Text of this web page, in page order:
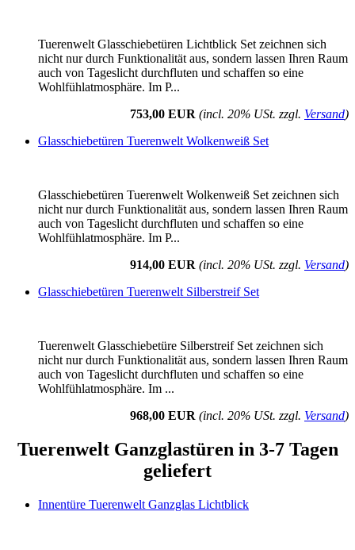
Tuerenwelt Glasschiebetüren Lichtblick Set zeichnen sich
nicht nur durch Funktionalität aus, sondern lassen Ihren Raum
auch von Tageslicht durchfluten und schaffen so eine
Wohlfühlatmosphäre. Im P...
753,00 EUR (incl. 20% USt. zzgl. Versand)
Glasschiebetüren Tuerenwelt Wolkenweiß Set
Glasschiebetüren Tuerenwelt Wolkenweiß Set zeichnen sich
nicht nur durch Funktionalität aus, sondern lassen Ihren Raum
auch von Tageslicht durchfluten und schaffen so eine
Wohlfühlatmosphäre. Im P...
914,00 EUR (incl. 20% USt. zzgl. Versand)
Glasschiebetüren Tuerenwelt Silberstreif Set
Tuerenwelt Glasschiebetüre Silberstreif Set zeichnen sich
nicht nur durch Funktionalität aus, sondern lassen Ihren Raum
auch von Tageslicht durchfluten und schaffen so eine
Wohlfühlatmosphäre. Im ...
968,00 EUR (incl. 20% USt. zzgl. Versand)
Tuerenwelt Ganzglastüren in 3-7 Tagen
geliefert
Innentüre Tuerenwelt Ganzglas Lichtblick